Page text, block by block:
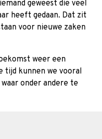
geweest die veel
heeft gedaan. Dat zit
voor nieuwe zaken
weer een
tijd kunnen we vooral
onder andere te